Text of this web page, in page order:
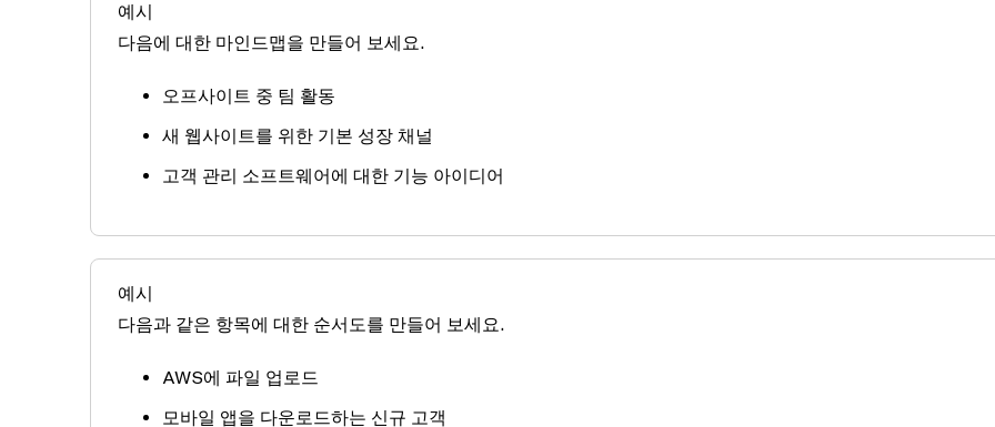
예시
다음에 대한 마인드맵을 만들어 보세요.
오프사이트 중 팀 활동
새 웹사이트를 위한 기본 성장 채널
고객 관리 소프트웨어에 대한 기능 아이디어
예시
다음과 같은 항목에 대한 순서도를 만들어 보세요.
AWS에 파일 업로드
모바일 앱을 다운로드하는 신규 고객